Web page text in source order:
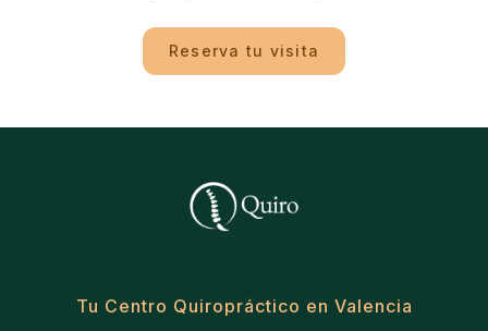
Reserva tu visita
Tu Centro Quiropráctico en Valencia